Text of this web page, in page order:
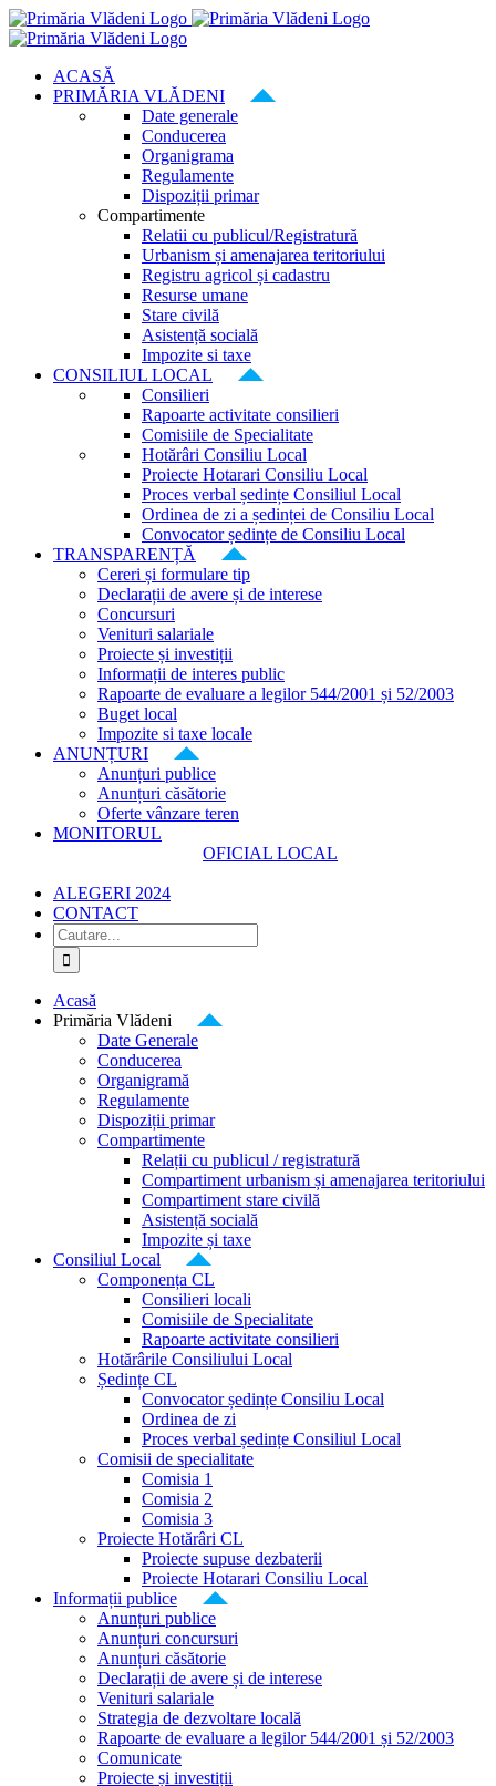
Skip
to
ACASĂ
PRIMĂRIA VLĂDENI
Date generale
Conducerea
Organigrama
Regulamente
Dispoziții primar
Compartimente
Relatii cu publicul/Registratură
Urbanism și amenajarea teritoriului
Registru agricol și cadastru
Resurse umane
Stare civilă
Asistență socială
Impozite si taxe
CONSILIUL LOCAL
Consilieri
Rapoarte activitate consilieri
Comisiile de Specialitate
Hotărâri Consiliu Local
Proiecte Hotarari Consiliu Local
Proces verbal ședințe Consiliul Local
Ordinea de zi a ședinței de Consiliu Local
Convocator ședințe de Consiliu Local
TRANSPARENȚĂ
Cereri și formulare tip
Declarații de avere și de interese
Concursuri
Venituri salariale
Proiecte și investiții
Informații de interes public
Rapoarte de evaluare a legilor 544/2001 și 52/2003
Buget local
Impozite si taxe locale
ANUNȚURI
Anunțuri publice
Anunțuri căsătorie
Oferte vânzare teren
MONITORUL
OFICIAL LOCAL
ALEGERI 2024
CONTACT
Cautare...
Acasă
Primăria Vlădeni
Date Generale
Conducerea
Organigramă
Regulamente
Dispoziții primar
Compartimente
Relații cu publicul / registratură
Compartiment urbanism și amenajarea teritoriului
Compartiment stare civilă
Asistență socială
Impozite și taxe
Consiliul Local
Componența CL
Consilieri locali
Comisiile de Specialitate
Rapoarte activitate consilieri
Hotărârile Consiliului Local
Ședințe CL
Convocator ședințe Consiliu Local
Ordinea de zi
Proces verbal ședințe Consiliul Local
Comisii de specialitate
Comisia 1
Comisia 2
Comisia 3
Proiecte Hotărâri CL
Proiecte supuse dezbaterii
Proiecte Hotarari Consiliu Local
Informații publice
Anunțuri publice
Anunțuri concursuri
Anunțuri căsătorie
Declarații de avere și de interese
Venituri salariale
Strategia de dezvoltare locală
Rapoarte de evaluare a legilor 544/2001 și 52/2003
Comunicate
Proiecte și investiții